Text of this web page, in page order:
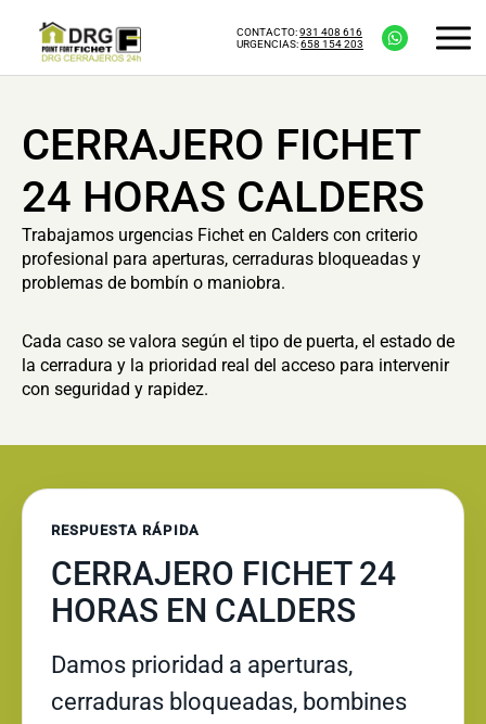
CONTACTO:931 408 616
URGENCIAS:658 154 203
CERRAJERO FICHET
24 HORAS CALDERS
Trabajamos urgencias Fichet en Calders con criterio
profesional para aperturas, cerraduras bloqueadas y
problemas de bombín o maniobra.
Cada caso se valora según el tipo de puerta, el estado de
la cerradura y la prioridad real del acceso para intervenir
con seguridad y rapidez.
RESPUESTA RÁPIDA
CERRAJERO FICHET 24
HORAS EN CALDERS
Damos prioridad a aperturas,
cerraduras bloqueadas, bombines